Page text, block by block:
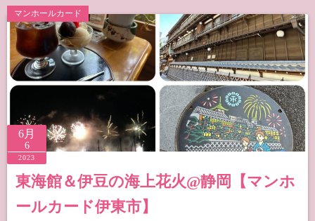
マンホールカード
6月
6
2023
東海館＆伊豆の海上花火@静岡【マンホ
ールカード伊東市】